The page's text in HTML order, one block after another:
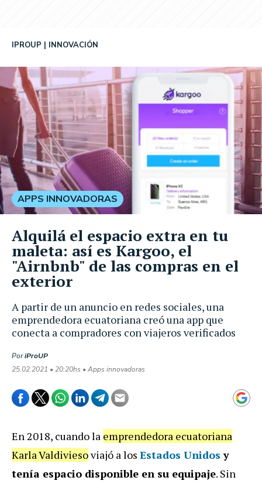
A partir de un anuncio en redes sociales, una
emprendedora ecuatoriana creó una app que
conecta a compradores con viajeros verificados
IPROUP INNOVACIÓN
PoriProUP
25.02.2021 • 20:20hs • Apps innovadoras
APPS INNOVADORAS
Alquilá el espacio extra en tu
maleta: así es Kargoo, el
"Airnbnb" de las compras en el
exterior
En 2018, cuando la emprendedora ecuatoriana
Karla Valdiviesoviajó a los Estados Unidos y
tenía espacio disponible en su equipaje. Sin